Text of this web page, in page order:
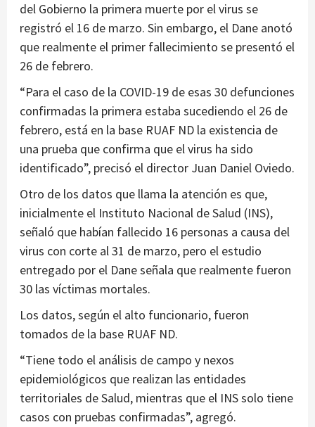
del Gobierno la primera muerte por el virus se
registró el 16 de marzo. Sin embargo, el Dane anotó
que realmente el primer fallecimiento se presentó el
26 de febrero.
“Para el caso de la COVID-19 de esas 30 defunciones
confirmadas la primera estaba sucediendo el 26 de
febrero, está en la base RUAF ND la existencia de
una prueba que confirma que el virus ha sido
identificado”, precisó el director Juan Daniel Oviedo.
Otro de los datos que llama la atención es que,
inicialmente el Instituto Nacional de Salud (INS),
señaló que habían fallecido 16 personas a causa del
virus con corte al 31 de marzo, pero el estudio
entregado por el Dane señala que realmente fueron
30 las víctimas mortales.
Los datos, según el alto funcionario, fueron
tomados de la base RUAF ND.
“Tiene todo el análisis de campo y nexos
epidemiológicos que realizan las entidades
territoriales de Salud, mientras que el INS solo tiene
casos con pruebas confirmadas”, agregó.